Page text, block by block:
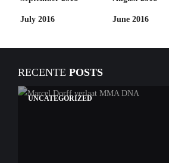
July 2016 June 2016
RECENTE POSTS
UNCATEGORIZED